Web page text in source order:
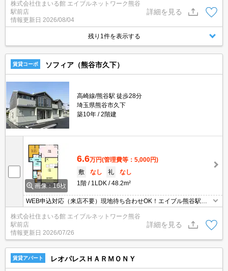
月♪ 保証人も不要です！エイブル熊谷駅前店は賃貸・売買・管理な
ど不動産全般で相談できます（＾＾）♪エイブルは熊谷駅前と籠原駅
前に店舗があります。（要予約）ペット応相談。
株式会社住まいる館 エイブルネットワーク熊谷
駅前店
情報更新日 2026/08/04
詳細を見る
残り1件を表示する
賃貸コーポ ソフィア（熊谷市久下）
高崎線/熊谷駅 徒歩28分
埼玉県熊谷市久下
築10年
2階建
画像：16枚
6.6万円(管理費等：5,000円)
敷
なし 礼
なし
1階
1LDK 48.2m²
WEB申込対応（来店不要）現地待ち合わせOK！エイブル熊谷駅前
店のおすすめ♪ エイブルは契約金も家賃もクレジット決済可能です♪
保証人も不要です！エイブル熊谷駅前店は賃貸・売買・管理など不
動産全般で相談できます（＾＾）♪エイブルは熊谷駅前と籠原駅前に
店舗があります。（要予約）SECOM標準装備。NET無料。
株式会社住まいる館 エイブルネットワーク熊谷
駅前店
情報更新日 2026/07/26
詳細を見る
賃貸アパート レオパレスＨＡＲＭＯＮＹ